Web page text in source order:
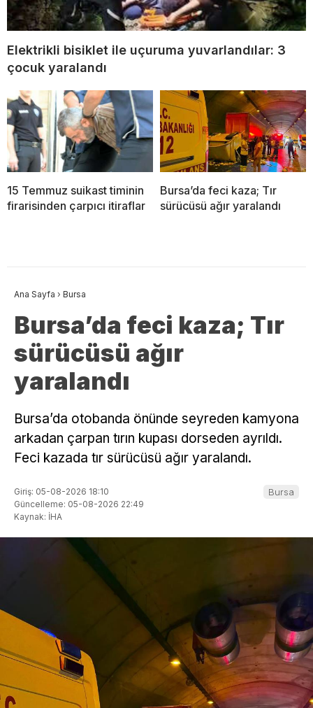
Elektrikli bisiklet ile uçuruma yuvarlandılar: 3
çocuk yaralandı
15 Temmuz suikast timinin
firarisinden çarpıcı itiraflar
Bursa’da feci kaza; Tır
sürücüsü ağır yaralandı
Ana Sayfa › Bursa
Bursa’da feci kaza; Tır
sürücüsü ağır
yaralandı
Bursa’da otobanda önünde seyreden kamyona
arkadan çarpan tırın kupası dorseden ayrıldı.
Feci kazada tır sürücüsü ağır yaralandı.
Giriş: 05-08-2026 18:10
Güncelleme: 05-08-2026 22:49
Kaynak: İHA
Bursa